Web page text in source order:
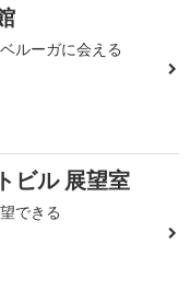
ルーガに会える
ビル 展望室
できる